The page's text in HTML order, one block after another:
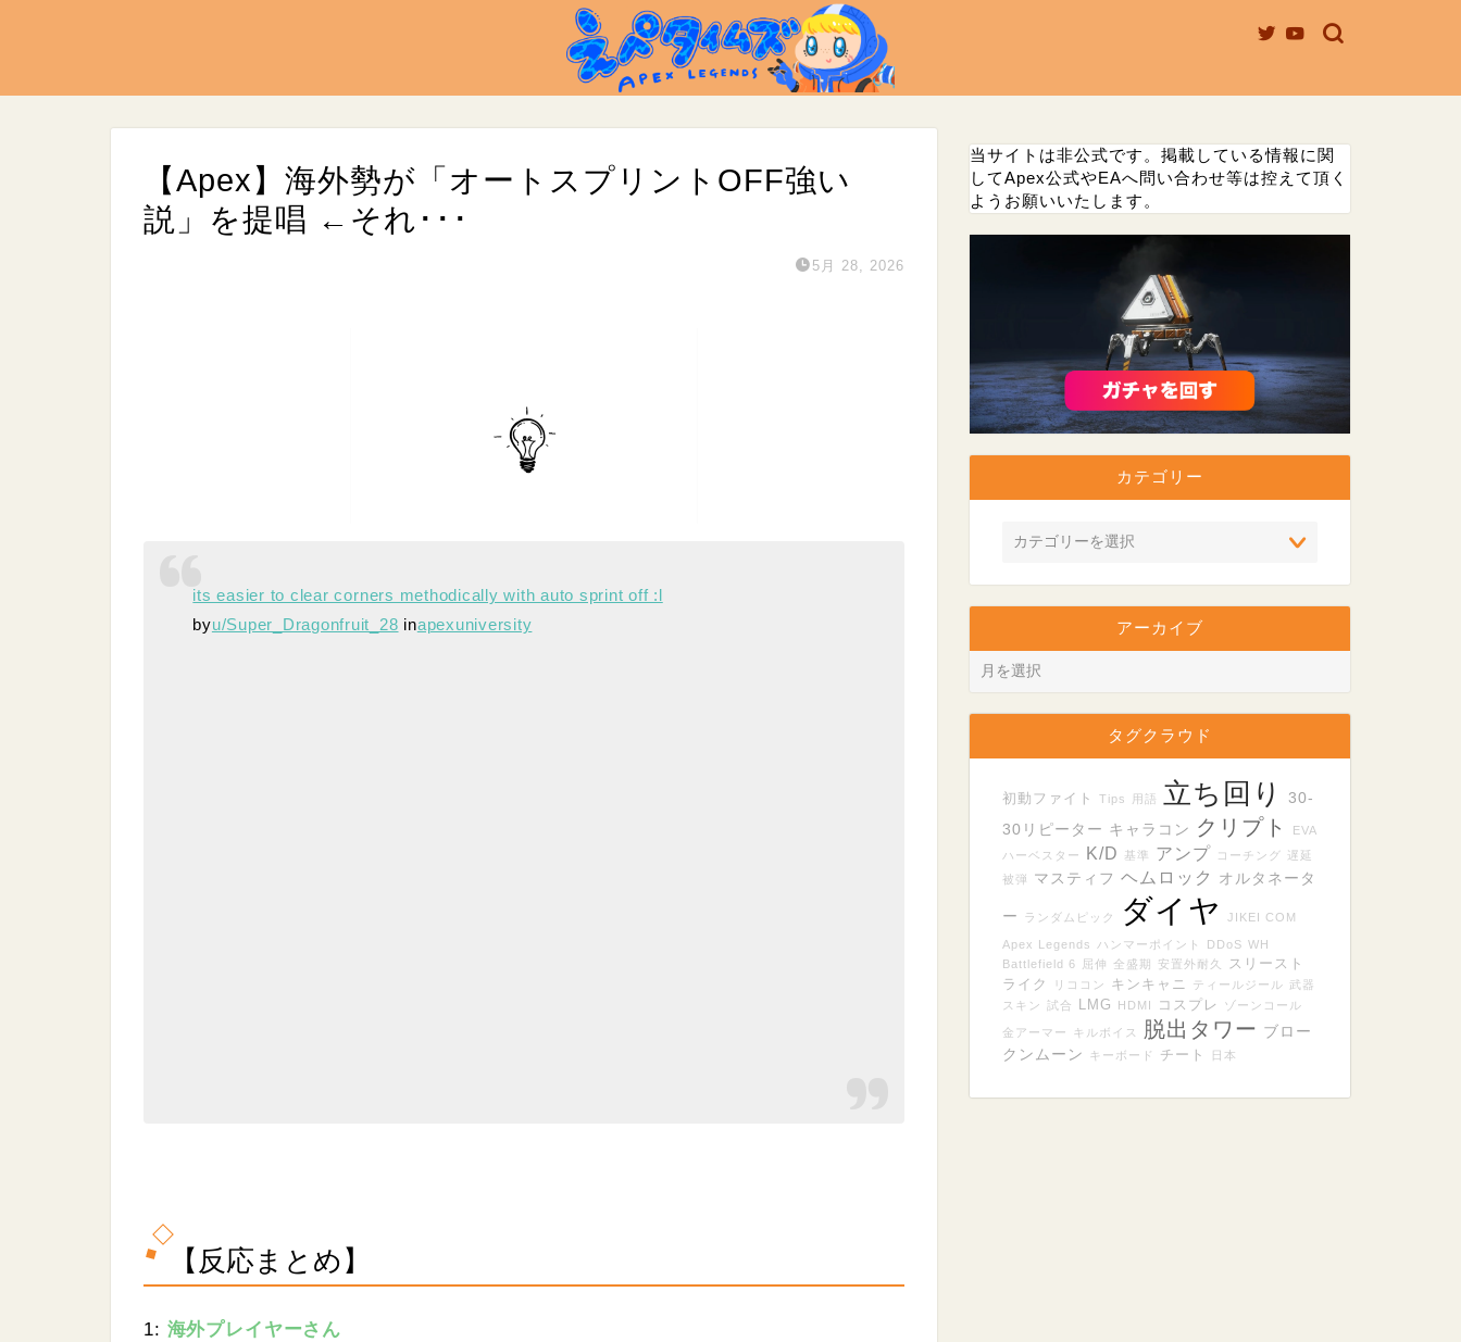
【Apex】海外勢が「オートスプリントOFF強い
説」を提唱 ←それ･･･
5月 28, 2026
its easier to clear corners methodically with auto sprint off :l
byu/Super_Dragonfruit_28 inapexuniversity
【反応まとめ】
1: 海外プレイヤーさん
当サイトは非公式です。掲載している情報に関
してApex公式やEAへ問い合わせ等は控えて頂く
ようお願いいたします。
カテゴリー
アーカイブ
タグクラウド
初動ファイト Tips 用語 立ち回り
30-
30リピーター キャラコン クリプト
EVA
ハーベスター
K/D 基準 アンプ コーチング 遅延
被弾
マスティフ ヘムロック オルタネータ
ー ランダムピック ダイヤ JIKEI COM
Apex Legends ハンマーポイント DDoS WH
Battlefield 6
屈伸 全盛期 安置外耐久
スリースト
ライク
リココン キンキャニ ティールジール 武器
スキン 試合 LMG HDMI コスプレ ゾーンコール
金アーマー キルボイス 脱出タワー ブロー
クンムーン
キーボード チート 日本